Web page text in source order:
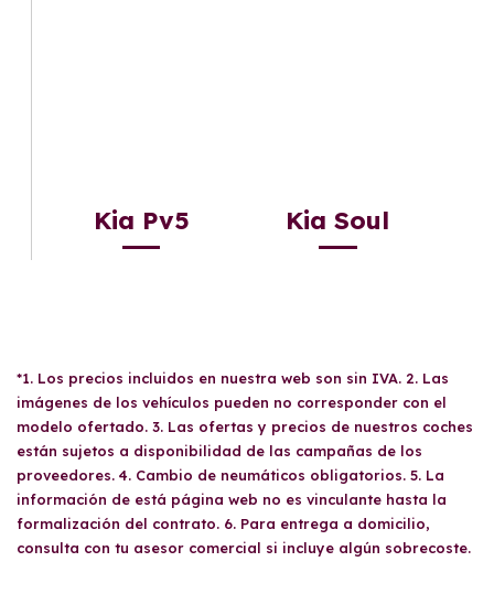
Kia Pv5 Kia Soul
*1. Los precios incluidos en nuestra web son sin IVA. 2. Las
imágenes de los vehículos pueden no corresponder con el
modelo ofertado. 3. Las ofertas y precios de nuestros coches
están sujetos a disponibilidad de las campañas de los
proveedores. 4. Cambio de neumáticos obligatorios. 5. La
información de está página web no es vinculante hasta la
formalización del contrato. 6. Para entrega a domicilio,
consulta con tu asesor comercial si incluye algún sobrecoste.